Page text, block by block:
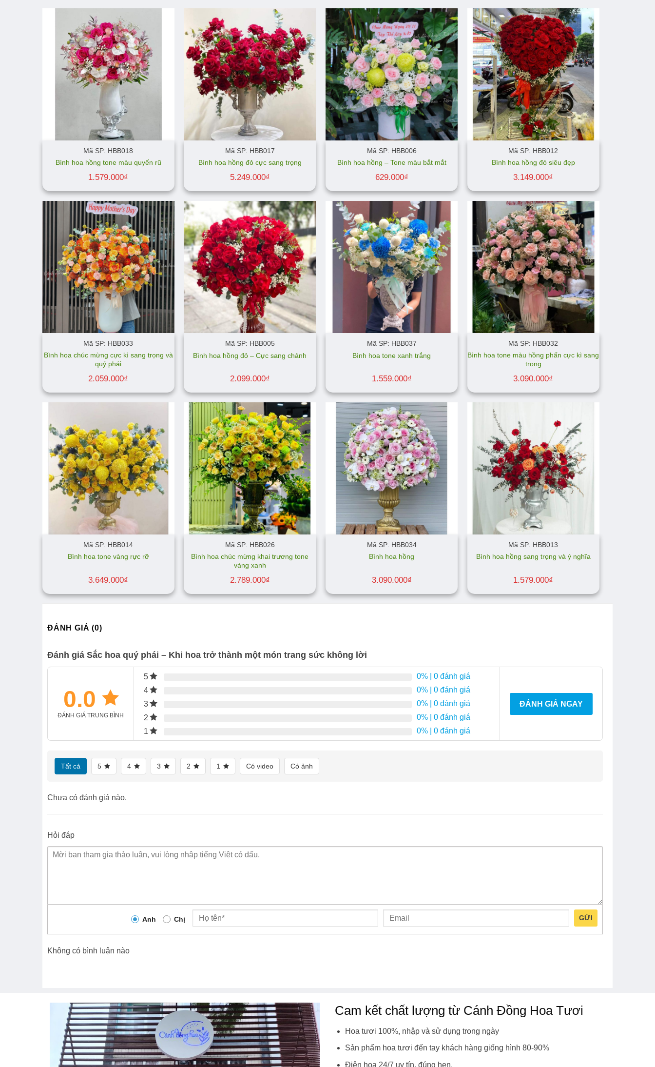
Mã SP: HBB018
Bình hoa hồng tone màu quyến rũ
1.579.000₫
Mã SP: HBB017
Bình hoa hồng đỏ cực sang trọng
5.249.000₫
Mã SP: HBB006
Bình hoa hồng – Tone màu bắt mắt
629.000₫
Mã SP: HBB012
Bình hoa hồng đỏ siêu đẹp
3.149.000₫
Mã SP: HBB033
Bình hoa chúc mừng cực kì sang trọng và
quý phái
2.059.000₫
Mã SP: HBB005
Bình hoa hồng đỏ – Cực sang chảnh
2.099.000₫
Mã SP: HBB037
Bình hoa tone xanh trắng
1.559.000₫
Mã SP: HBB032
Bình hoa tone màu hồng phấn cực kì sang
trọng
3.090.000₫
Mã SP: HBB014
Bình hoa tone vàng rực rỡ
3.649.000₫
Mã SP: HBB026
Bình hoa chúc mừng khai trương tone
vàng xanh
2.789.000₫
Mã SP: HBB034
Bình hoa hồng
3.090.000₫
Mã SP: HBB013
Bình hoa hồng sang trọng và ý nghĩa
1.579.000₫
ĐÁNH GIÁ (0)
Đánh giá Sắc hoa quý phái – Khi hoa trở thành một món trang sức không lời
0.0
ĐÁNH GIÁ TRUNG BÌNH
5 0% | 0 đánh giá
4
0% | 0 đánh giá
3
0% | 0 đánh giá
2
0% | 0 đánh giá
1
0% | 0 đánh giá
ĐÁNH GIÁ NGAY
Tất cả 5 4 3 2 1 Có video Có ảnh
Chưa có đánh giá nào.
Hỏi đáp
Anh Chị GỬI
Không có bình luận nào
Cam kết chất lượng từ Cánh Đồng Hoa Tươi
Hoa tươi 100%, nhập và sử dụng trong ngày
Sản phẩm hoa tươi đến tay khách hàng giống hình 80-90%
Điện hoa 24/7 uy tín, đúng hẹn.